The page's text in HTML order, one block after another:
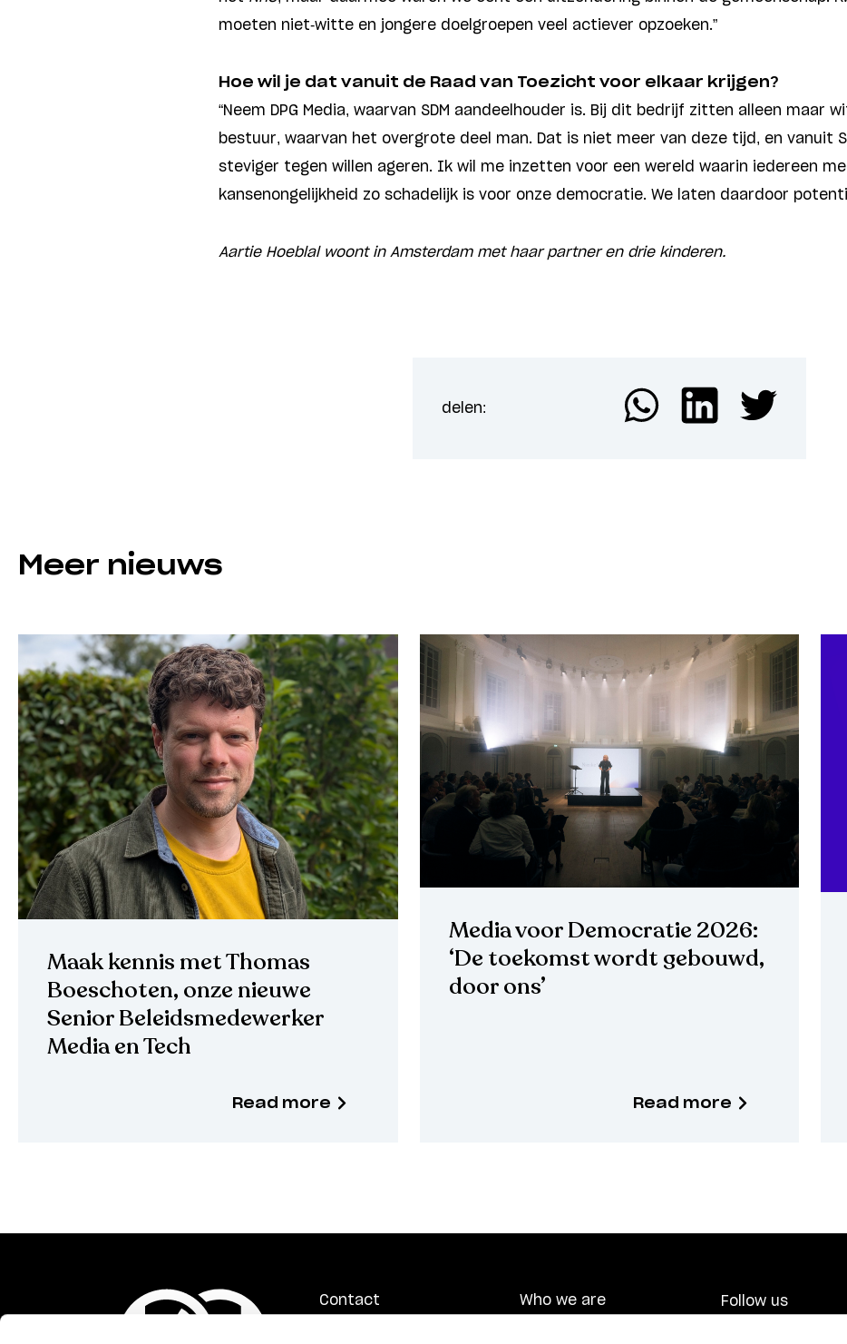
moeten niet-witte en jongere doelgroepen veel actiever opzoeken.”
Hoe wil je dat vanuit de Raad van Toezicht voor elkaar krijgen?
“Neem DPG Media, waarvan SDM aandeelhouder is. Bij dit bedrijf zitten alleen maar
bestuur, waarvan het overgrote deel man. Dat is niet meer van deze tijd, en vanuit
steviger tegen willen ageren. Ik wil me inzetten voor een wereld waarin iedereen
kansenongelijkheid zo schadelijk is voor onze democratie. We laten daardoor
Aartie Hoeblal woont in Amsterdam met haar partner en drie kinderen.
delen:
Meer nieuws
Maak kennis met Thomas
Boeschoten, onze nieuwe
Senior Beleidsmedewerker
Media en Tech
Read more
Media voor Democratie 2026:
‘De toekomst wordt gebouwd,
door ons’
Read more
Contact
Who we are
Follow us